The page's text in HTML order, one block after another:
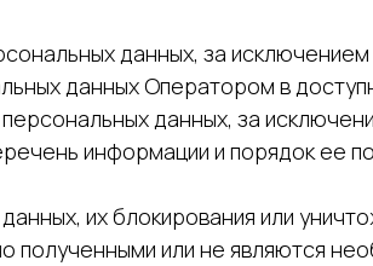
данных, за
данных Оператором в
данных, за
информации и порядок ее
их блокирования или
или не являются